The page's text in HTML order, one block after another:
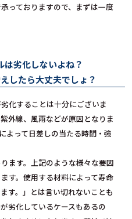
っておりますので、まずは一度
は劣化しないよね？
したら大丈夫でしょ？
化することは十分にございま
外線、風雨などが原因となりま
よって日差しの当たる時間・強
ます。上記のような様々な要因
す。使用する材料によって寿命
す。」とは言い切れないことも
劣化しているケースもあるの